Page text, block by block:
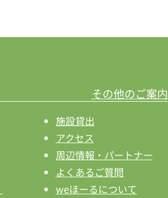
その他のご案内
施設貸出
アクセス
周辺情報・パートナー
よくあるご質問
weほーるについて